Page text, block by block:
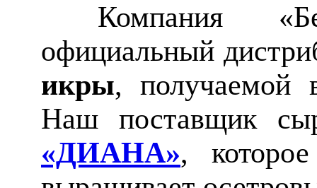
Компания
официальный
икры, получаемой
Наш поставщик
«ДИАНА»,